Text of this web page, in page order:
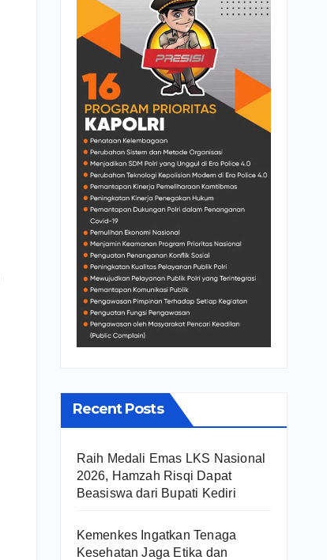
Recent Posts
Raih Medali Emas LKS Nasional
2026, Hamzah Risqi Dapat
Beasiswa dari Bupati Kediri
Kemenkes Ingatkan Tenaga
Kesehatan Jaga Etika dan